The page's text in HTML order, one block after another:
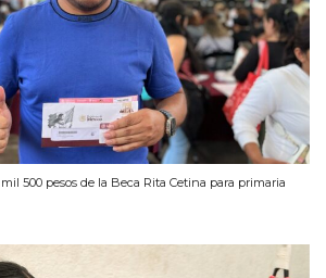
500 pesos de la Beca Rita Cetina para primaria